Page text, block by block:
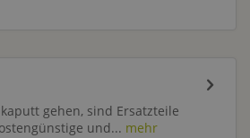
gehen, sind Ersatzteile
und... mehr